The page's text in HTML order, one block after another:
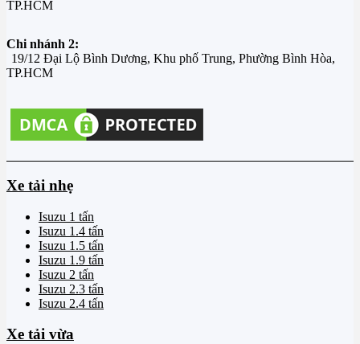
TP.HCM
Chi nhánh 2:
19/12 Đại Lộ Bình Dương, Khu phố Trung, Phường Bình Hòa,
TP.HCM
Xe tải nhẹ
Isuzu 1 tấn
Isuzu 1.4 tấn
Isuzu 1.5 tấn
Isuzu 1.9 tấn
Isuzu 2 tấn
Isuzu 2.3 tấn
Isuzu 2.4 tấn
Xe tải vừa